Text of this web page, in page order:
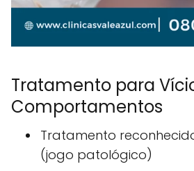
Tratamento para
Comportamentos
Tratamento
(jogo patológico)